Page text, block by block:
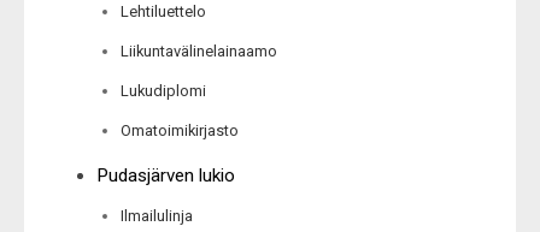
Lehtiluettelo
Liikuntavälinelainaamo
Lukudiplomi
Omatoimikirjasto
Pudasjärven lukio
Ilmailulinja